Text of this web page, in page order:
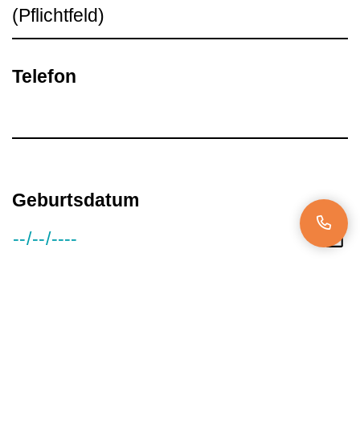
Telefon
Geburtsdatum